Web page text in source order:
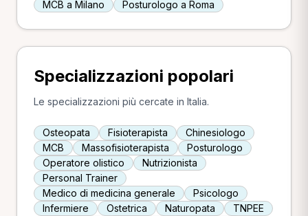
MCB a Milano
Posturologo a Roma
Specializzazioni popolari
Le specializzazioni più cercate in Italia.
Osteopata Fisioterapista
Chinesiologo
MCB
Massofisioterapista
Posturologo
Operatore olistico
Nutrizionista
Personal Trainer
Medico di medicina generale
Psicologo
Infermiere
Ostetrica Naturopata
TNPEE